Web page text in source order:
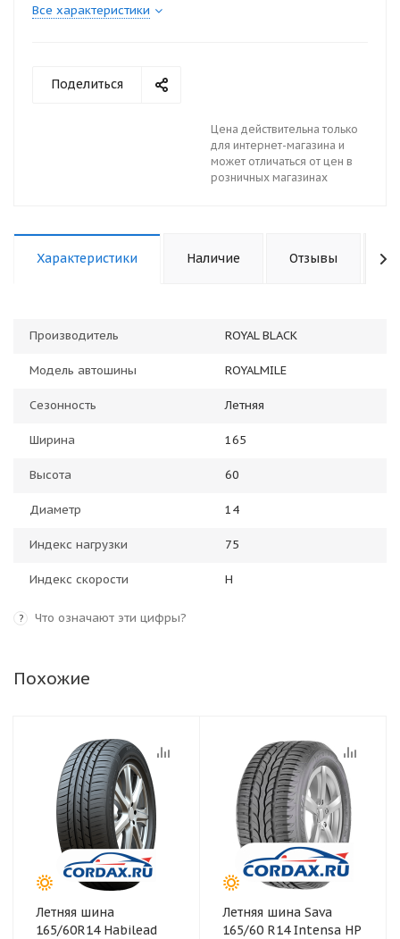
Все характеристики
Поделиться
Цена действительна только
для интернет-магазина и
может отличаться от цен в
розничных магазинах
Характеристики Наличие Отзывы
Производитель ROYAL BLACK
Модель автошины ROYALMILE
Сезонность Летняя
Ширина 165
Высота 60
Диаметр 14
Индекс нагрузки 75
Индекс скорости H
? Что означают эти цифры?
Похожие
Летняя шина
165/60R14 Habilead
Летняя шина Sava
165/60 R14 Intensa HP